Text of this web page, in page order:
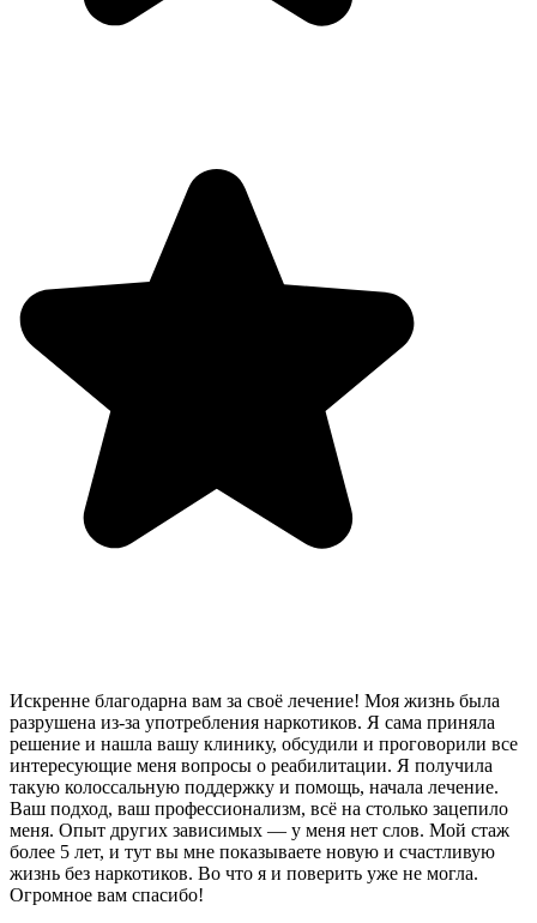
Искренне благодарна вам за своё лечение! Моя жизнь была
разрушена из-за употребления наркотиков. Я сама приняла
решение и нашла вашу клинику, обсудили и проговорили все
интересующие меня вопросы о реабилитации. Я получила
такую колоссальную поддержку и помощь, начала лечение.
Ваш подход, ваш профессионализм, всё на столько зацепило
меня. Опыт других зависимых — у меня нет слов. Мой стаж
более 5 лет, и тут вы мне показываете новую и счастливую
жизнь без наркотиков. Во что я и поверить уже не могла.
Огромное вам спасибо!